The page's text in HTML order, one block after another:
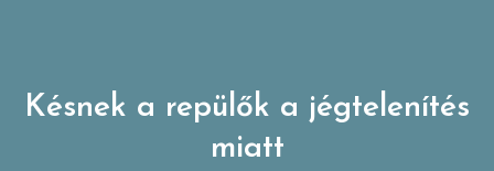
Késnek a repülők a jégtelenítés
miatt